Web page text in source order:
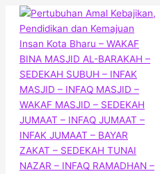
Skip
Menu
Sedekah
Datangkan
Wakaf